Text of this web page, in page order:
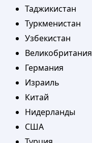
Таджикистан
Туркменистан
Узбекистан
Великобритания
Германия
Израиль
Китай
Нидерланды
США